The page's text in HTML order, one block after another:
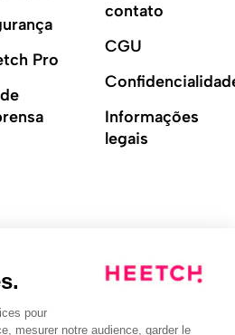
pour
mesurer notre audience, garder le
Pro
contato
CGU
Informações
legais